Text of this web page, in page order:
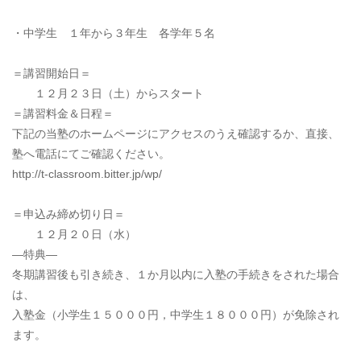
・中学生 １年から３年生 各学年５名
＝講習開始日＝
１２月２３日（土）からスタート
＝講習料金＆日程＝
下記の当塾のホームページにアクセスのうえ確認するか、直接、
塾へ電話にてご確認ください。
http://t-classroom.bitter.jp/wp/
＝申込み締め切り日＝
１２月２０日（水）
―特典―
冬期講習後も引き続き、１か月以内に入塾の手続きをされた場合
は、
入塾金（小学生１５０００円，中学生１８０００円）が免除され
ます。